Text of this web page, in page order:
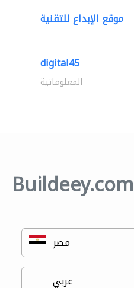
موقع الإبداع للتقنية
digital45
المعلوماتية
Buildeey.com